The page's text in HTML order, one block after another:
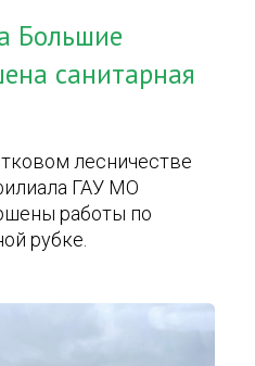
Большие
санитарная
лесничестве
ГАУ МО
работы по
рубке.